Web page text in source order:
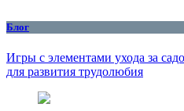
Блог
Игры с элементами ухода за
для развития трудолюбия